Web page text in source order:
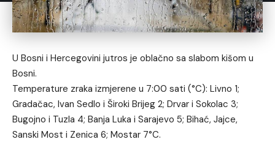
U Bosni i Hercegovini jutros je oblačno sa slabom kišom u
Bosni.
Temperature zraka izmjerene u 7:00 sati (°C): Livno 1;
Gradačac, Ivan Sedlo i Široki Brijeg 2; Drvar i Sokolac 3;
Bugojno i Tuzla 4; Banja Luka i Sarajevo 5; Bihać, Jajce,
Sanski Most i Zenica 6; Mostar 7°C.